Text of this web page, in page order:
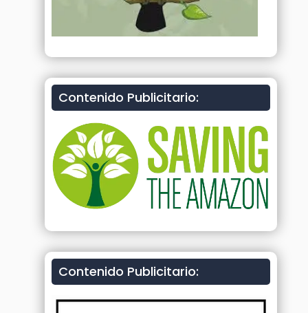
Contenido Publicitario:
Contenido Publicitario: